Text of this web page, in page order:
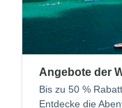
Angebote der
Bis zu 50 %
Entdecke die